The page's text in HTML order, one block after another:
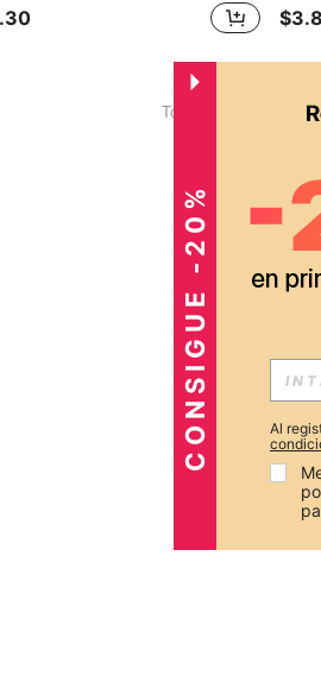
Total de 1 páginas
CONSIGUE -20% Al